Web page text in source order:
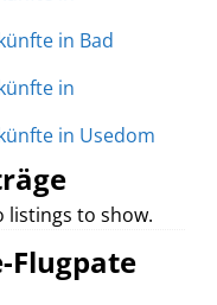
in Bad
in
in Usedom
listings to show.
Flugpate